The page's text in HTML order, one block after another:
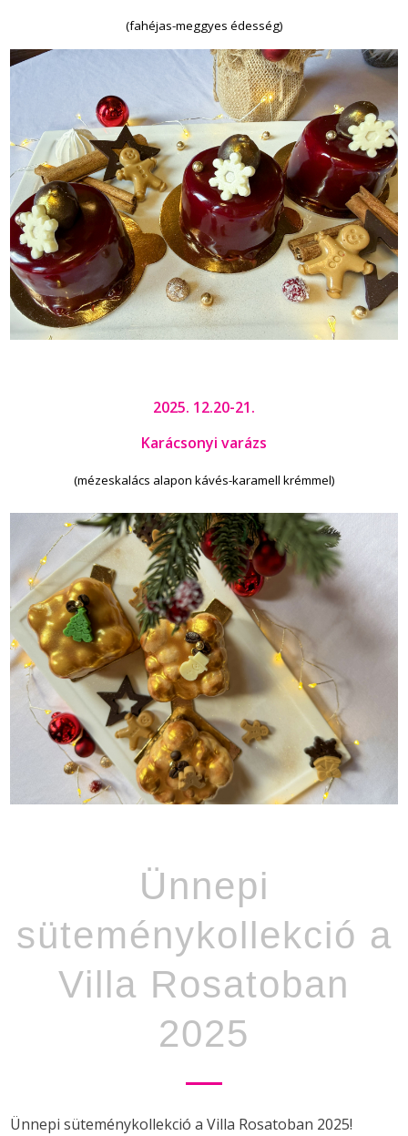
(fahéjas-meggyes édesség)
2025. 12.20-21.
Karácsonyi varázs
(mézeskalács alapon kávés-karamell krémmel)
Ünnepi
süteménykollekció a
Villa Rosatoban
2025
Ünnepi süteménykollekció a Villa Rosatoban 2025!